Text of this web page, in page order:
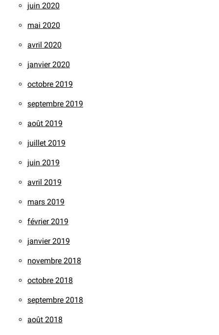
juin 2020
mai 2020
avril 2020
janvier 2020
octobre 2019
septembre 2019
août 2019
juillet 2019
juin 2019
avril 2019
mars 2019
février 2019
janvier 2019
novembre 2018
octobre 2018
septembre 2018
août 2018